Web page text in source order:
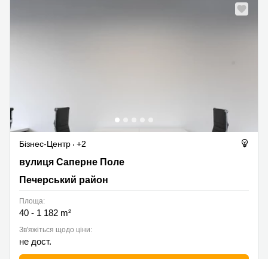
Бізнес-Центр
+2
вулиця Саперне Поле 14/55, Печерський район
вулиця Саперне Поле
Печерський район
Площа:
40 - 1 182 m²
Зв'яжіться щодо ціни:
не дост.